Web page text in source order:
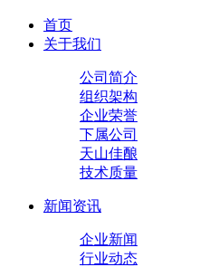
首页
关于我们
公司简介
组织架构
企业荣誉
下属公司
天山佳酿
技术质量
新闻资讯
企业新闻
行业动态